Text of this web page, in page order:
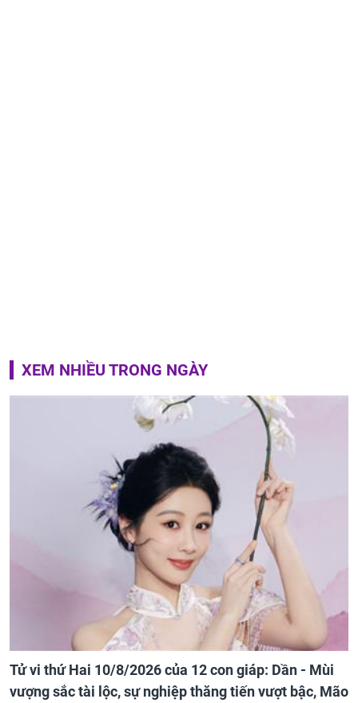
XEM NHIỀU TRONG NGÀY
Tử vi thứ Hai 10/8/2026 của 12 con giáp: Dần - Mùi
vượng sắc tài lộc, sự nghiệp thăng tiến vượt bậc, Mão